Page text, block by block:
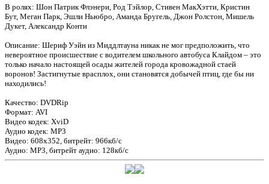
В ролях: Шон Патрик Флэнери, Род Тэйлор, Стивен МакХэтти, Кристин
Бут, Меган Парк, Эшли Ньюбро, Аманда Бругель, Джон Ролстон, Мишель
Дукет, Александр Конти
Описание: Шериф Уэйн из Миддлтауна никак не мог предположить, что
невероятное происшествие с водителем школьного автобуса Клайдом – это
только начало настоящей осады жителей города кровожадной стаей
воронов! Застигнутые врасплох, они становятся добычей птиц, где бы ни
находились!
Качество: DVDRip
Формат: AVI
Видео кодек: XviD
Аудио кодек: MP3
Видео: 608x352, битрейт: 966кб/с
Аудио: MP3, битрейт аудио: 128кб/с